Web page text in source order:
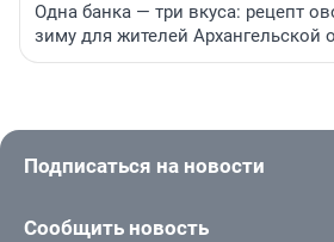
Одна банка — три вкуса: рецепт
зиму для жителей Архангельской
Подписаться на новости
Сообщить новость